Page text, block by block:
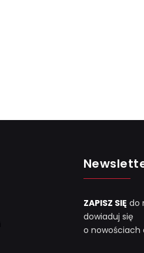
ZAPISZ SIĘ do
dowiaduj się
o nowościach